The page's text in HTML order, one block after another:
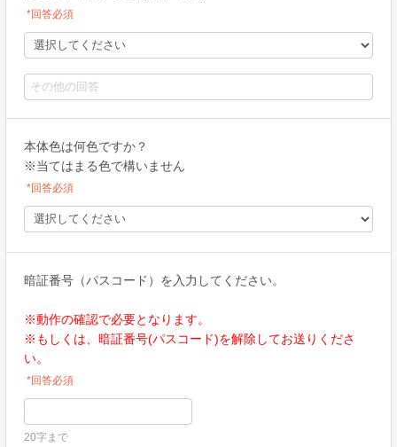
*回答必須
本体色は何色ですか？
※当てはまる色で構いません
*回答必須
暗証番号（パスコード）を入力してください。
※動作の確認で必要となります。
※もしくは、暗証番号(パスコード)を解除してお送りくださ
い。
*回答必須
20字まで